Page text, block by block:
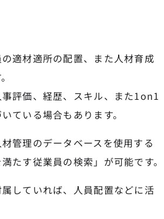
適材適所の配置、また人材育成
評価、経歴、スキル、また1on1
ている場合もあります。
管理のデータベースを使用する
たす従業員の検索」が可能です。
していれば、人員配置などに活